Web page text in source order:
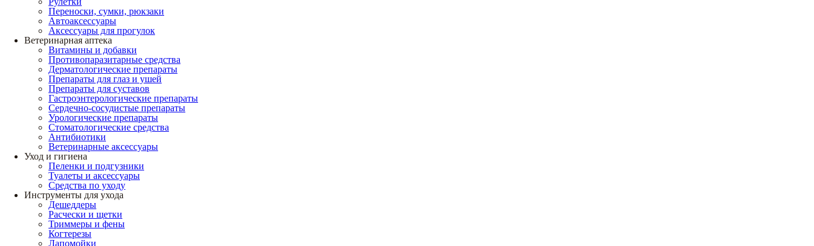
Переноски, сумки, рюкзаки
Автоаксессуары
Аксессуары для прогулок
Ветеринарная аптека
Витамины и добавки
Противопаразитарные средства
Дерматологические препараты
Препараты для глаз и ушей
Препараты для суставов
Гастроэнтерологические препараты
Сердечно-сосудистые препараты
Урологические препараты
Стоматологические средства
Антибиотики
Ветеринарные аксессуары
Уход и гигиена
Пеленки и подгузники
Туалеты и аксессуары
Средства по уходу
Инструменты для ухода
Дешеддеры
Расчески и щетки
Триммеры и фены
Когтерезы
Лапомойки